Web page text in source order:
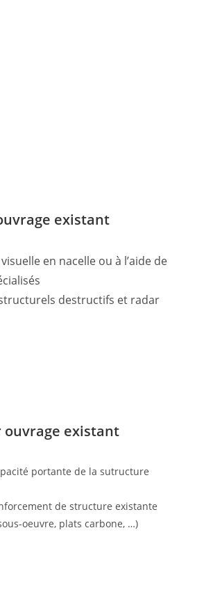
existant
en nacelle ou à l’aide de
destructifs et radar
ouvrage existant
portante de la sutructure
de structure existante
oeuvre, plats carbone, …)